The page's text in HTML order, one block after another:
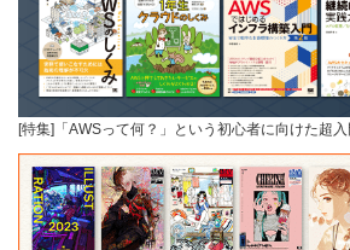
[特集]「AWSって何？」という初心者に向けた超